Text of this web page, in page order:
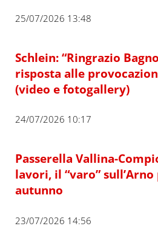
25/07/2026 13:48
Schlein: “Ringrazio
risposta alle
(video e fotogallery)
24/07/2026 10:17
Passerella Vallina-
lavori, il “varo”
autunno
23/07/2026 14:56